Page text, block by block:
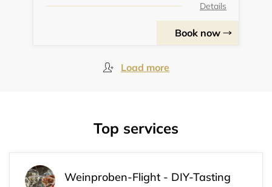
Details
Book now
Load more
Top services
Weinproben-Flight - DIY-Tasting